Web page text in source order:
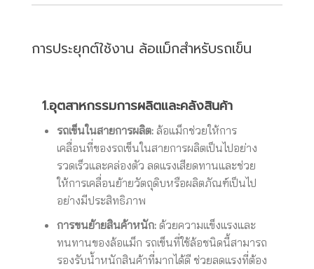
การประยุกต์ใช้งาน ล้อแม็กสำหรับรถเข็น
1.อุตสาหกรรมการผลิตและคลังสินค้า
รถเข็นในสายการผลิต:ล้อแม็กช่วยให้การ
เคลื่อนที่ของรถเข็นในสายการผลิตเป็นไปอย่าง
รวดเร็วและคล่องตัว ลดแรงเสียดทานและช่วย
ให้การเคลื่อนย้ายวัตถุดิบหรือผลิตภัณฑ์เป็นไป
อย่างมีประสิทธิภาพ
การขนย้ายสินค้าหนัก:ด้วยความแข็งแรงและ
ทนทานของล้อแม็ก รถเข็นที่ใช้ล้อชนิดนี้สามารถ
รองรับน้ำหนักสินค้าที่มากได้ดี ช่วยลดแรงที่ต้อง